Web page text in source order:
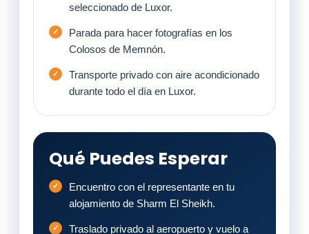
seleccionado de Luxor.
Parada para hacer fotografías en los
Colosos de Memnón.
Transporte privado con aire acondicionado
durante todo el día en Luxor.
Qué Puedes Esperar
Encuentro con el representante en tu
alojamiento de Sharm El Sheikh.
Traslado privado al aeropuerto y vuelo a